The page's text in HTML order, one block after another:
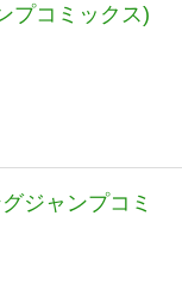
プコミックス)
ジャンプコミ